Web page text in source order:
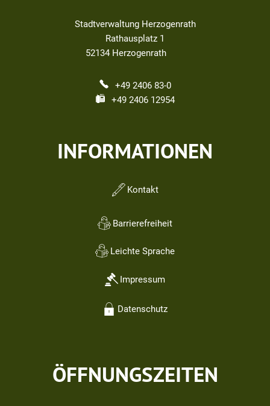
Stadtverwaltung Herzogenrath
Rathausplatz 1
52134 Herzogenrath
+49 2406 83-0
+49 2406 12954
INFORMATIONEN
Kontakt
Barrierefreiheit
Leichte Sprache
Impressum
Datenschutz
ÖFFNUNGSZEITEN